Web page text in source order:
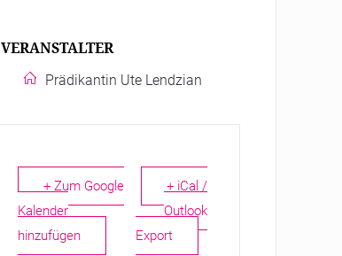
VERANSTALTER
Prädikantin Ute Lendzian
+ Zum Google
Kalender
hinzufügen
+ iCal /
Outlook
Export